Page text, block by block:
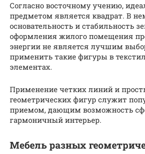
Согласно восточному учению,
предметом является квадрат. В
основательность и стабильность
оформления жилого помещения
энергии не является лучшим
применить такие фигуры в
элементах.
Применение четких линий и
геометрических фигур служит
приемом, дающим возможность
гармоничный интерьер.
Мебель разных